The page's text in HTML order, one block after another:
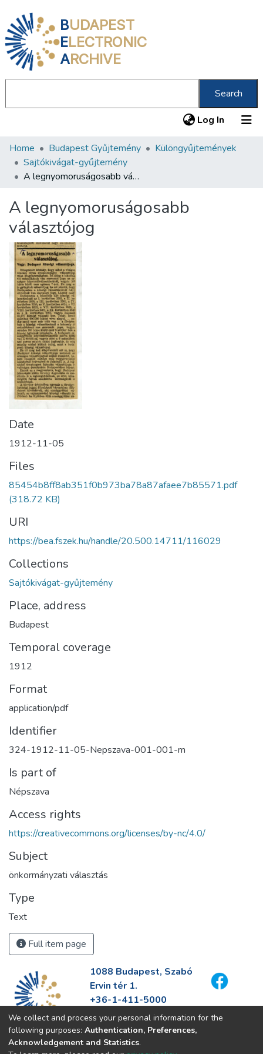
BUDAPEST
ELECTRONIC
ARCHIVE
Search
Log In (current)
Communities & Collections
All of DSpace
About us
Home Budapest Gyűjtemény
Különgyűjtemények
Sajtókivágat-gyűjtemény
A legnyomoruságosabb választójog
A legnyomoruságosabb
választójog
Date
1912-11-05
Files
85454b8ff8ab351f0b973ba78a87afaee7b85571.pdf
(318.72 KB)
URI
https://bea.fszek.hu/handle/20.500.14711/116029
Collections
Sajtókivágat-gyűjtemény
Place, address
Budapest
Temporal coverage
1912
Format
application/pdf
Identifier
324-1912-11-05-Nepszava-001-001-m
Is part of
Népszava
Access rights
https://creativecommons.org/licenses/by-nc/4.0/
Subject
önkormányzati választás
Type
Text
Full item page
1088 Budapest, Szabó
Ervin tér 1.
+36-1-411-5000
info@fszek.hu
https://fszek.hu
We collect and process your personal information for the
following purposes: Authentication, Preferences,
Acknowledgement and Statistics.